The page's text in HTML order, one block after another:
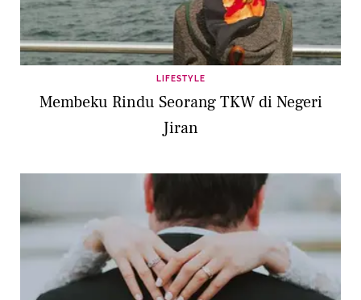
LIFESTYLE
Membeku Rindu Seorang TKW di Negeri
Jiran